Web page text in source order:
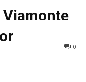
Viamonte
0